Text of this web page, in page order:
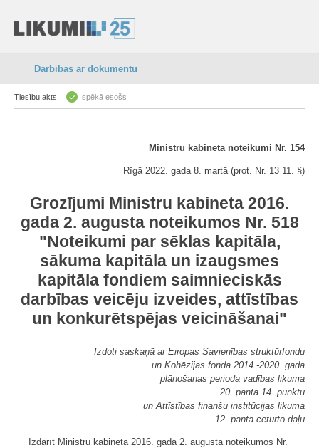
Darbības ar dokumentu
Tiesību akts: spēkā esošs
Ministru kabineta noteikumi Nr. 154
Rīgā 2022. gada 8. martā (prot. Nr. 13 11. §)
Grozījumi Ministru kabineta 2016.
gada 2. augusta noteikumos Nr. 518
"Noteikumi par sēklas kapitāla,
sākuma kapitāla un izaugsmes
kapitāla fondiem saimnieciskās
darbības veicēju izveides, attīstības
un konkurētspējas veicināšanai"
Izdoti saskaņā ar Eiropas Savienības struktūrfondu
un Kohēzijas fonda 2014.-2020. gada
plānošanas perioda vadības likuma
20. panta 14. punktu
un Attīstības finanšu institūcijas likuma
12. panta ceturto daļu
Izdarīt Ministru kabineta 2016. gada 2. augusta noteikumos Nr.